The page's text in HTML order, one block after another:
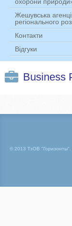
Жешувська
регіонального
Контакти
Відгуки
Business
© 2013 ТзОВ